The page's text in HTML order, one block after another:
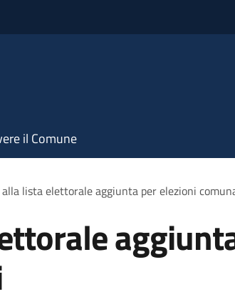
il Comune
lista elettorale aggiunta per elezioni